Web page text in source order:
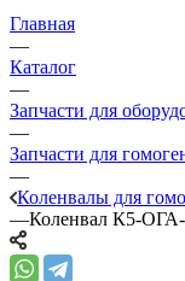
Главная
—
Каталог
—
Запчасти для
—
Запчасти для
—
Коленвалы для
—Коленвал К5-